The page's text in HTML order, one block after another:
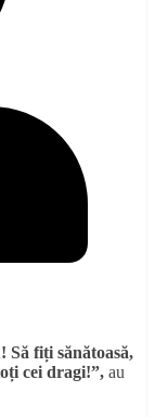
fiți sănătoasă,
cei dragi!”, au